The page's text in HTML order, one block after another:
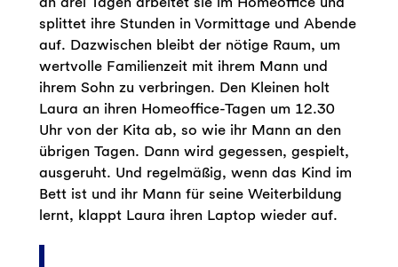
splittet ihre Stunden in Vormittage und Abende
auf. Dazwischen bleibt der nötige Raum, um
wertvolle Familienzeit mit ihrem Mann und
ihrem Sohn zu verbringen. Den Kleinen holt
Laura an ihren Homeoffice-Tagen um 12.30
Uhr von der Kita ab, so wie ihr Mann an den
übrigen Tagen. Dann wird gegessen, gespielt,
ausgeruht. Und regelmäßig, wenn das Kind im
Bett ist und ihr Mann für seine Weiterbildung
lernt, klappt Laura ihren Laptop wieder auf.